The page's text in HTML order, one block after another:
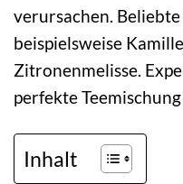
verursachen.
beispielsweise
Zitronenmelisse.
perfekte
Inhalt